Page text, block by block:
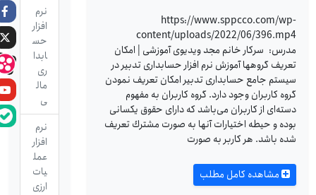
https://www.sppcco.com/wp-
content/uploads/2022/06/396.mp4
مدرس: سرکار خانم مجد ویدیوی آموزشی | امکان
تعریف گروهها آموزش نرم افزار حسابداری تدبیر در
سيستم جامع حسابدارى تدبير امكان تعريف نمودن
گروه کاربران وجود دارد. گروه كاربران به مفهوم
دسته‌اى از كاربران می‌باشد كه داراى حقوق يكسانى
بوده و حيطه اختيارات آنها به صورت مشترك تعريف
شده باشد. هر كاربر به صورت
مشاهده کامل مطلب
نرم
افزار
حس
ابدا
ری
مال
ی
نرم
افزار
عمل
یات
ارزی